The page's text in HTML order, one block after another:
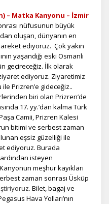
– Matka Kanyonu – İzmir
nüfusunun büyük
oluşan, dünyanın en
ediyoruz. Çok yakın
yaşandığı eski Osmanlı
geçireceğiz. İlk olarak
ediyoruz. Ziyaretimiz
Prizren’e gideceğiz..
biri olan Prizren’de
17. yy.’dan kalma Türk
Camii, Prizren Kalesi
bitimi ve serbest zaman
eşsiz güzelliği ile
ediyoruz. Burada
isteyen
meşhur kayıkları
zaman sonrası Üsküp
Bilet, bagaj ve
Hava Yolları’nın